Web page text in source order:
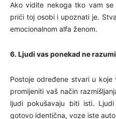
Ako vidite nekoga tko vam
prići toj osobi i upoznati je.
emocionalnom alfa ženom.
6. Ljudi vas ponekad ne
Postoje određene stvari u
promijeniti vaš način
ljudi pokušavaju biti isti.
gotovo identična, voze iste